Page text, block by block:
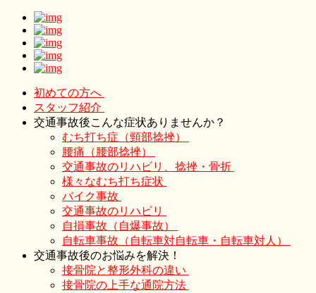
初めての方へ
スタッフ紹介
交通事故後こんな症状ありませんか？
むち打ち症（頸部捻挫）
腰痛（腰部捻挫）
交通事故のリハビリ、捻挫・骨折
様々なむち打ち症状
バイク事故
交通事故のリハビリ
自損事故（自爆事故）
自転車事故（自転車対自転車・自転車対人）
交通事故後のお悩みを解決！
接骨院と整形外科の違い
接骨院の上手な通院方法